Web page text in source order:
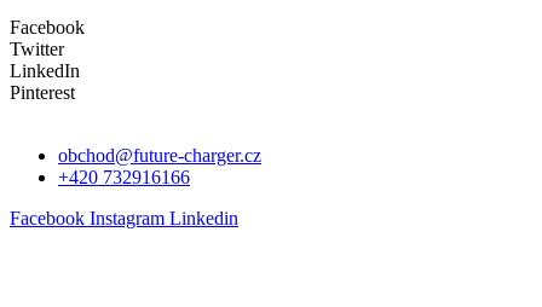
Facebook
Twitter
LinkedIn
Pinterest
obchod@future-charger.cz
+420 732916166
Facebook Instagram Linkedin